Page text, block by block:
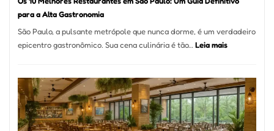
Vila
da
para a Alta Gastronomia
São Paulo, a pulsante metrópole que nunca dorme, é um verdadeiro
epicentro gastronômico. Sua cena culinária é tão… Leia mais:
Melhores
Restaurantes
em
São